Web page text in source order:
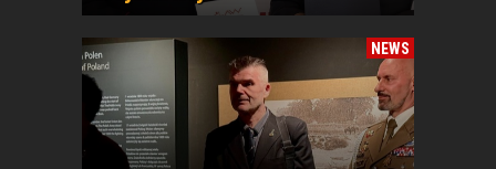
NEWS